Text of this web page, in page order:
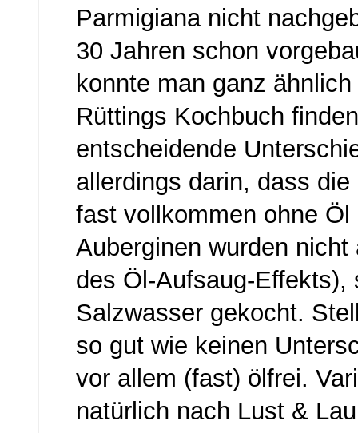
Parmigiana nicht
30 Jahren schon
konnte man ganz
Rüttings Kochbuch
entscheidende
allerdings darin, dass
fast vollkommen ohne
Auberginen wurden nicht
des Öl-Aufsaug-Effekts),
Salzwasser gekocht.
so gut wie keinen
vor allem (fast) ölfrei.
natürlich nach Lust &